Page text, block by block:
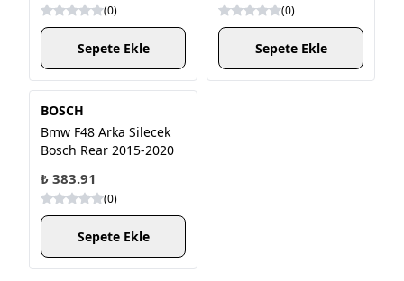
(0)
Sepete Ekle
(0)
Sepete Ekle
BOSCH
Bmw F48 Arka Silecek
Bosch Rear 2015-2020
₺ 383.91
(0)
Sepete Ekle